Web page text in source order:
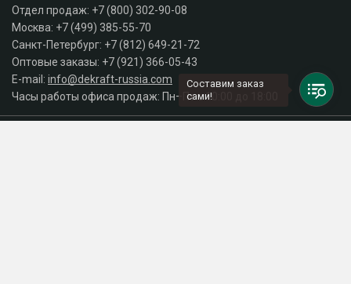
Отдел продаж: +7 (800) 302-90-08
Москва: +7 (499) 385-55-70
Санкт-Петербург: +7 (812) 649-21-72
Оптовые заказы: +7 (921) 366-05-43
E-mail: info@dekraft-russia.com
Часы работы офиса продаж: Пн–Пт с 10:00 до 18:00
Составим заказ
сами!